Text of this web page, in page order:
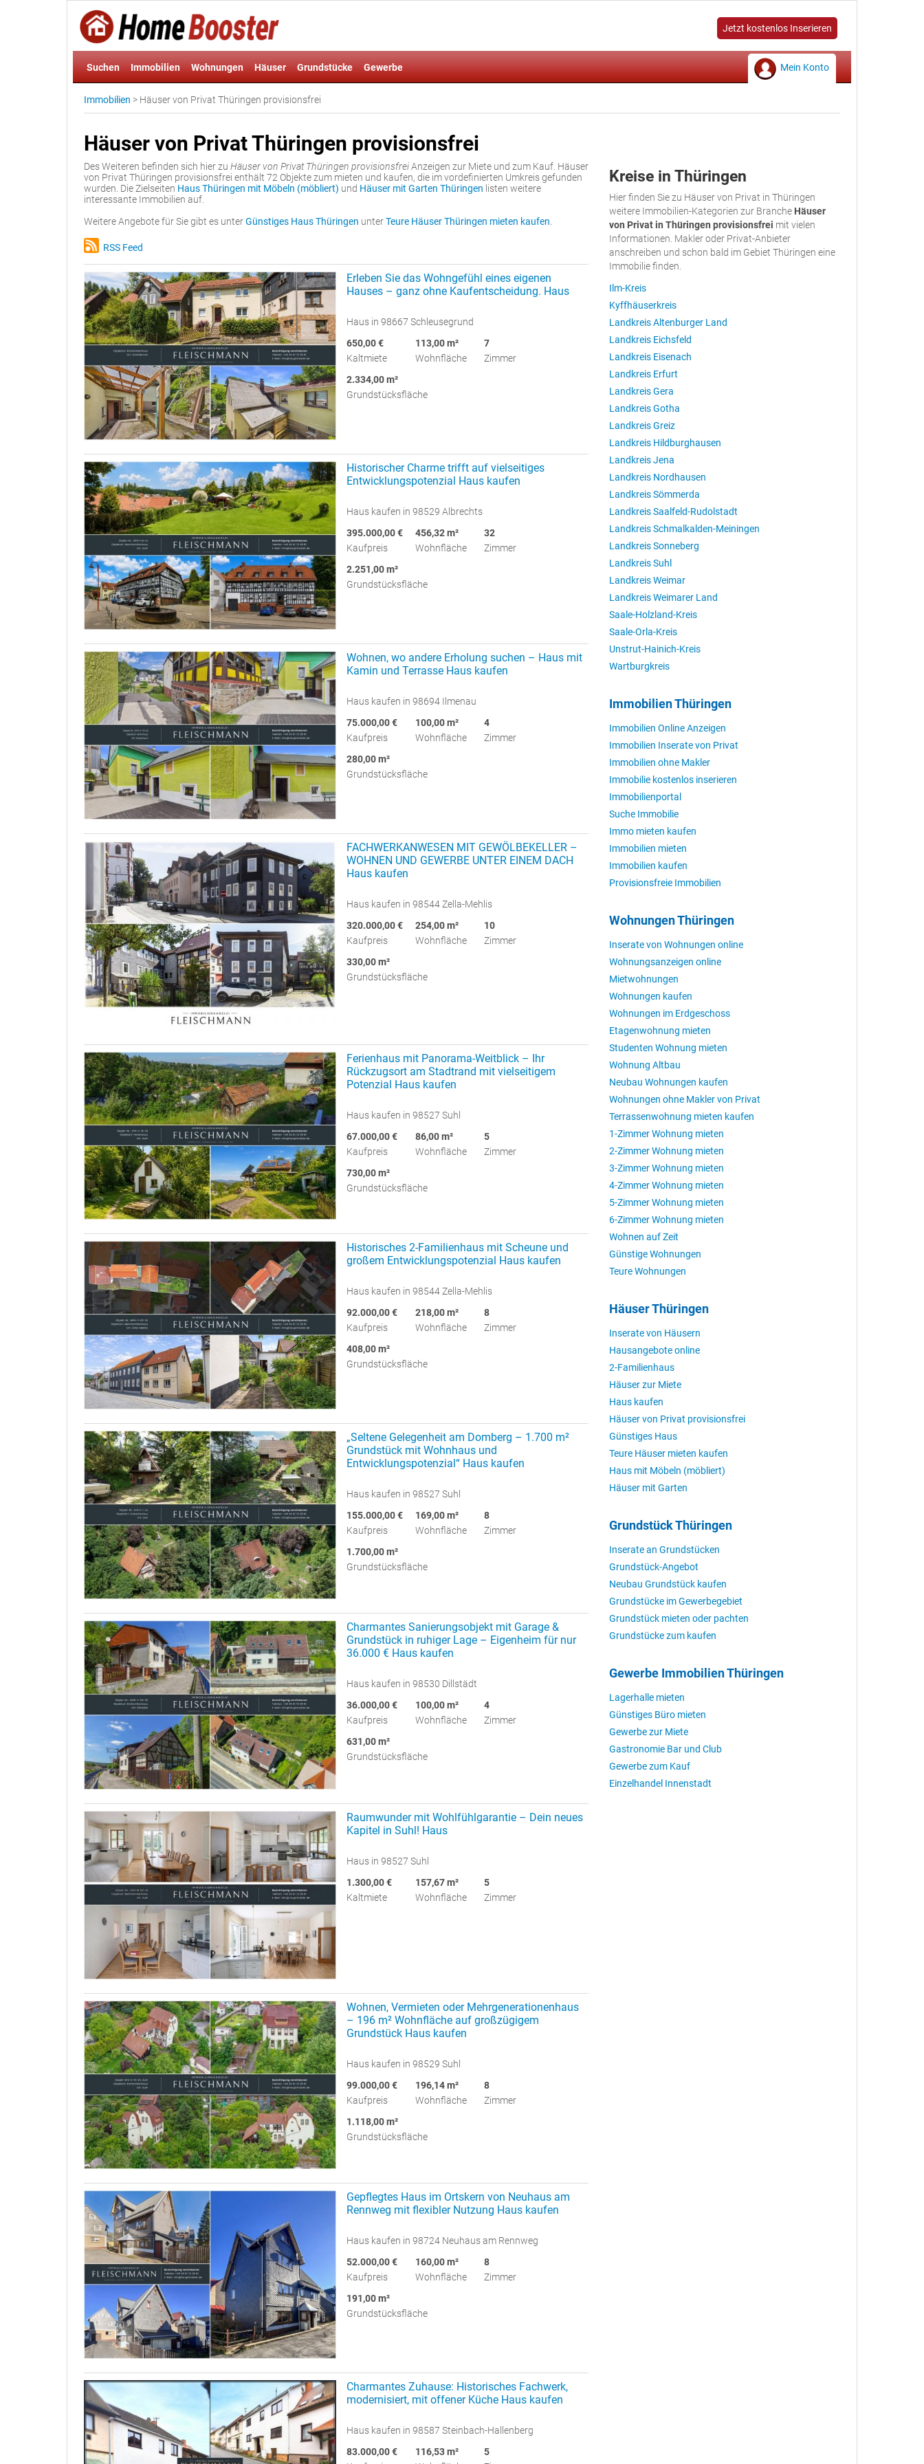
Jetzt kostenlos Inserieren
Suchen Immobilien Wohnungen Häuser Grundstücke Gewerbe Mein Konto
Immobilien > Häuser von Privat Thüringen provisionsfrei
Häuser von Privat Thüringen provisionsfrei
Des Weiteren befinden sich hier zu Häuser von Privat Thüringen provisionsfreiAnzeigen zur Miete und zum Kauf. Häuser
von Privat Thüringen provisionsfrei enthält 72 Objekte zum mieten und kaufen, die im vordefinierten Umkreis gefunden
wurden. Die Zielseiten Haus Thüringen mit Möbeln (möbliert) und Häuser mit Garten Thüringen listen weitere
interessante Immobilien auf.
Weitere Angebote für Sie gibt es unterGünstiges Haus Thüringen unterTeure Häuser Thüringen mieten kaufen
RSS Feed
Erleben Sie das Wohngefühl eines eigenen
Hauses – ganz ohne Kaufentscheidung. Haus
Haus in 98667 Schleusegrund
650,00 €
Kaltmiete
113,00 m²
Wohnfläche
7
Zimmer
2.334,00 m²
Grundstücksfläche
Historischer Charme trifft auf vielseitiges
Entwicklungspotenzial Haus kaufen
Haus kaufen in 98529 Albrechts
395.000,00 €
Kaufpreis
456,32 m²
Wohnfläche
32
Zimmer
2.251,00 m²
Grundstücksfläche
Wohnen, wo andere Erholung suchen – Haus mit
Kamin und Terrasse Haus kaufen
Haus kaufen in 98694 Ilmenau
75.000,00 €
Kaufpreis
100,00 m²
Wohnfläche
4
Zimmer
280,00 m²
Grundstücksfläche
FACHWERKANWESEN MIT GEWÖLBEKELLER –
WOHNEN UND GEWERBE UNTER EINEM DACH
Haus kaufen
Haus kaufen in 98544 Zella-Mehlis
320.000,00 €
Kaufpreis
254,00 m²
Wohnfläche
10
Zimmer
330,00 m²
Grundstücksfläche
Ferienhaus mit Panorama-Weitblick – Ihr
Rückzugsort am Stadtrand mit vielseitigem
Potenzial Haus kaufen
Haus kaufen in 98527 Suhl
67.000,00 €
Kaufpreis
86,00 m²
Wohnfläche
5
Zimmer
730,00 m²
Grundstücksfläche
Historisches 2-Familienhaus mit Scheune und
großem Entwicklungspotenzial Haus kaufen
Haus kaufen in 98544 Zella-Mehlis
92.000,00 €
Kaufpreis
218,00 m²
Wohnfläche
8
Zimmer
408,00 m²
Grundstücksfläche
„Seltene Gelegenheit am Domberg – 1.700 m²
Grundstück mit Wohnhaus und
Entwicklungspotenzial“ Haus kaufen
Haus kaufen in 98527 Suhl
155.000,00 €
Kaufpreis
169,00 m²
Wohnfläche
8
Zimmer
1.700,00 m²
Grundstücksfläche
Charmantes Sanierungsobjekt mit Garage &
Grundstück in ruhiger Lage – Eigenheim für nur
36.000 € Haus kaufen
Haus kaufen in 98530 Dillstädt
36.000,00 €
Kaufpreis
100,00 m²
Wohnfläche
4
Zimmer
631,00 m²
Grundstücksfläche
Raumwunder mit Wohlfühlgarantie – Dein neues
Kapitel in Suhl! Haus
Haus in 98527 Suhl
1.300,00 €
Kaltmiete
157,67 m²
Wohnfläche
5
Zimmer
Wohnen, Vermieten oder Mehrgenerationenhaus
– 196 m² Wohnfläche auf großzügigem
Grundstück Haus kaufen
Haus kaufen in 98529 Suhl
99.000,00 €
Kaufpreis
196,14 m²
Wohnfläche
8
Zimmer
1.118,00 m²
Grundstücksfläche
Gepflegtes Haus im Ortskern von Neuhaus am
Rennweg mit flexibler Nutzung Haus kaufen
Haus kaufen in 98724 Neuhaus am Rennweg
52.000,00 €
Kaufpreis
160,00 m²
Wohnfläche
8
Zimmer
191,00 m²
Grundstücksfläche
Charmantes Zuhause: Historisches Fachwerk,
modernisiert, mit offener Küche Haus kaufen
Haus kaufen in 98587 Steinbach-Hallenberg
83.000,00 €
116,53 m²
5
Kreise in Thüringen
Hier finden Sie zu Häuser von Privat in Thüringen
weitere Immobilien-Kategorien zur Branche Häuser
von Privat in Thüringen provisionsfrei mit vielen
Informationen. Makler oder Privat-Anbieter
anschreiben und schon bald im Gebiet Thüringen eine
Immobilie finden.
Ilm-Kreis
Kyffhäuserkreis
Landkreis Altenburger Land
Landkreis Eichsfeld
Landkreis Eisenach
Landkreis Erfurt
Landkreis Gera
Landkreis Gotha
Landkreis Greiz
Landkreis Hildburghausen
Landkreis Jena
Landkreis Nordhausen
Landkreis Sömmerda
Landkreis Saalfeld-Rudolstadt
Landkreis Schmalkalden-Meiningen
Landkreis Sonneberg
Landkreis Suhl
Landkreis Weimar
Landkreis Weimarer Land
Saale-Holzland-Kreis
Saale-Orla-Kreis
Unstrut-Hainich-Kreis
Wartburgkreis
Immobilien Thüringen
Immobilien Online Anzeigen
Immobilien Inserate von Privat
Immobilien ohne Makler
Immobilie kostenlos inserieren
Immobilienportal
Suche Immobilie
Immo mieten kaufen
Immobilien mieten
Immobilien kaufen
Provisionsfreie Immobilien
Wohnungen Thüringen
Inserate von Wohnungen online
Wohnungsanzeigen online
Mietwohnungen
Wohnungen kaufen
Wohnungen im Erdgeschoss
Etagenwohnung mieten
Studenten Wohnung mieten
Wohnung Altbau
Neubau Wohnungen kaufen
Wohnungen ohne Makler von Privat
Terrassenwohnung mieten kaufen
1-Zimmer Wohnung mieten
2-Zimmer Wohnung mieten
3-Zimmer Wohnung mieten
4-Zimmer Wohnung mieten
5-Zimmer Wohnung mieten
6-Zimmer Wohnung mieten
Wohnen auf Zeit
Günstige Wohnungen
Teure Wohnungen
Häuser Thüringen
Inserate von Häusern
Hausangebote online
2-Familienhaus
Häuser zur Miete
Haus kaufen
Häuser von Privat provisionsfrei
Günstiges Haus
Teure Häuser mieten kaufen
Haus mit Möbeln (möbliert)
Häuser mit Garten
Grundstück Thüringen
Inserate an Grundstücken
Grundstück-Angebot
Neubau Grundstück kaufen
Grundstücke im Gewerbegebiet
Grundstück mieten oder pachten
Grundstücke zum kaufen
Gewerbe Immobilien Thüringen
Lagerhalle mieten
Günstiges Büro mieten
Gewerbe zur Miete
Gastronomie Bar und Club
Gewerbe zum Kauf
Einzelhandel Innenstadt